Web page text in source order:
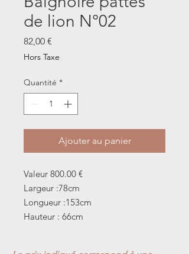
de lion N°02
82,00 €
Hors Taxe
Quantité *
Ajouter au panier
Valeur 800.00 €
Largeur :78cm
Longueur :153cm
Hauteur : 66cm